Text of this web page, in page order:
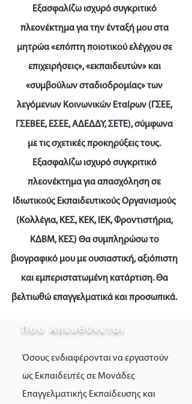
Εξασφαλίζω ισχυρό συγκριτικό
πλεονέκτημα για την ένταξή μου στα
μητρώα «επόπτη ποιοτικού ελέγχου σε
επιχειρήσεις», «εκπαιδευτών» και
«συμβούλων σταδιοδρομίας» των
λεγόμενων Κοινωνικών Εταίρων (ΓΣΕΕ,
ΓΣΕΒΕΕ, ΕΣΕΕ, ΑΔΕΔΔΥ, ΣΕΤΕ), σύμφωνα
με τις σχετικές προκηρύξεις τους.
Εξασφαλίζω ισχυρό συγκριτικό
πλεονέκτημα για απασχόληση σε
Ιδιωτικούς Εκπαιδευτικούς Οργανισμούς
(Κολλέγια, ΚΕΣ, ΚΕΚ, ΙΕΚ, Φροντιστήρια,
ΚΔΒΜ, ΚΕΣ) Θα συμπληρώσω το
βιογραφικό μου με ουσιαστική, αξιόπιστη
και εμπεριστατωμένη κατάρτιση. Θα
βελτιωθώ επαγγελματικά και προσωπικά.
Που Απευθύνεται
Όσους ενδιαφέρονται να εργαστούν
ως Εκπαιδευτές σε Μονάδες
Επαγγελματικής Εκπαίδευσης και